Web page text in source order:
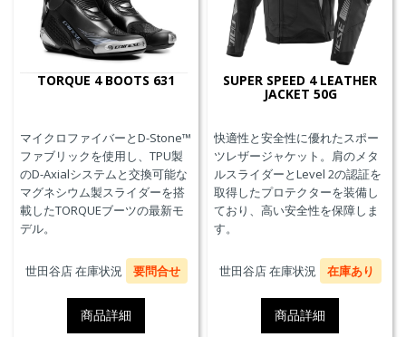
TORQUE 4 BOOTS 631
マイクロファイバーとD-Stone™
ファブリックを使用し、TPU製
のD-Axialシステムと交換可能な
マグネシウム製スライダーを搭
載したTORQUEブーツの最新モ
デル。
世田谷店 在庫状況 要問合せ
商品詳細
SUPER SPEED 4 LEATHER
JACKET 50G
快適性と安全性に優れたスポー
ツレザージャケット。肩のメタ
ルスライダーとLevel 2の認証を
取得したプロテクターを装備し
ており、高い安全性を保障しま
す。
世田谷店 在庫状況 在庫あり
商品詳細